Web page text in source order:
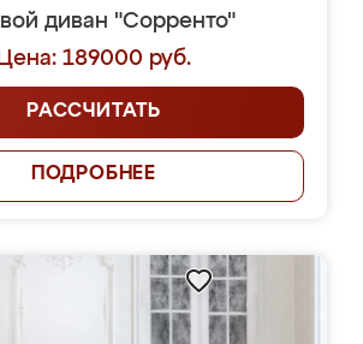
диван "Сорренто"
Цена: 189000 руб.
РАССЧИТАТЬ
ПОДРОБНЕЕ